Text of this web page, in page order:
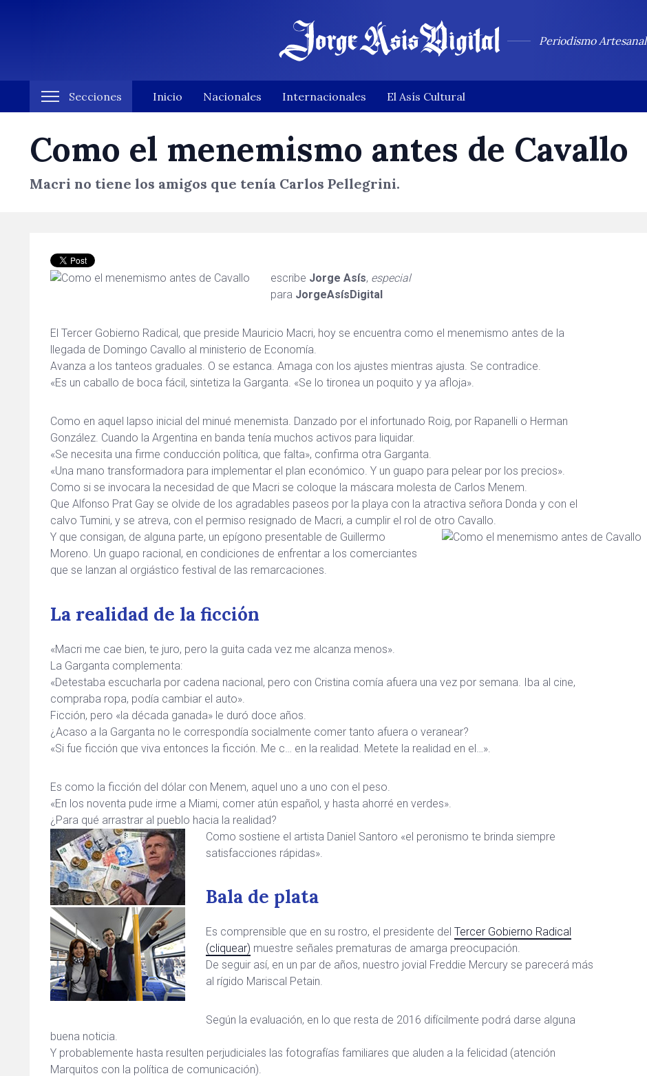
Periodismo Artesanal
Secciones Inicio Nacionales Internacionales El Asís Cultural
Como el menemismo antes de Cavallo
Macri no tiene los amigos que tenía Carlos Pellegrini.
escribe Jorge Asís, especial
para JorgeAsísDigital
El Tercer Gobierno Radical, que preside Mauricio Macri, hoy se encuentra como el menemismo antes de la
llegada de Domingo Cavallo al ministerio de Economía.
Avanza a los tanteos graduales. O se estanca. Amaga con los ajustes mientras ajusta. Se contradice.
«Es un caballo de boca fácil, sintetiza la Garganta. «Se lo tironea un poquito y ya afloja».
Como en aquel lapso inicial del minué menemista. Danzado por el infortunado Roig, por Rapanelli o Herman
González. Cuando la Argentina en banda tenía muchos activos para liquidar.
«Se necesita una firme conducción política, que falta», confirma otra Garganta.
«Una mano transformadora para implementar el plan económico. Y un guapo para pelear por los precios».
Como si se invocara la necesidad de que Macri se coloque la máscara molesta de Carlos Menem.
Que Alfonso Prat Gay se olvide de los agradables paseos por la playa con la atractiva señora Donda y con el
calvo Tumini, y se atreva, con el permiso resignado de Macri, a cumplir el rol de otro Cavallo.
Y que consigan, de alguna parte, un epígono presentable de Guillermo
Moreno. Un guapo racional, en condiciones de enfrentar a los comerciantes
que se lanzan al orgiástico festival de las remarcaciones.
La realidad de la ficción
«Macri me cae bien, te juro, pero la guita cada vez me alcanza menos».
La Garganta complementa:
«Detestaba escucharla por cadena nacional, pero con Cristina comía afuera una vez por semana. Iba al cine,
compraba ropa, podía cambiar el auto».
Ficción, pero «la década ganada» le duró doce años.
¿Acaso a la Garganta no le correspondía socialmente comer tanto afuera o veranear?
«Si fue ficción que viva entonces la ficción. Me c… en la realidad. Metete la realidad en el…».
Es como la ficción del dólar con Menem, aquel uno a uno con el peso.
«En los noventa pude irme a Miami, comer atún español, y hasta ahorré en verdes».
¿Para qué arrastrar al pueblo hacia la realidad?
Como sostiene el artista Daniel Santoro «el peronismo te brinda siempre
satisfacciones rápidas».
Bala de plata
Es comprensible que en su rostro, el presidente del Tercer Gobierno Radical
(cliquear) muestre señales prematuras de amarga preocupación.
De seguir así, en un par de años, nuestro jovial Freddie Mercury se parecerá más
al rígido Mariscal Petain.
Según la evaluación, en lo que resta de 2016 difícilmente podrá darse alguna
buena noticia.
Y probablemente hasta resulten perjudiciales las fotografías familiares que aluden a la felicidad (atención
Marquitos con la política de comunicación).